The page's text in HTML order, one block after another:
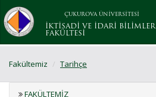
ÇUKUROVA ÜNİVERSİTESİ
İKTİSADİ VE İDARİ BİLİMLER
FAKÜLTESİ
Fakültemiz Tarihçe
FAKÜLTEMIZ